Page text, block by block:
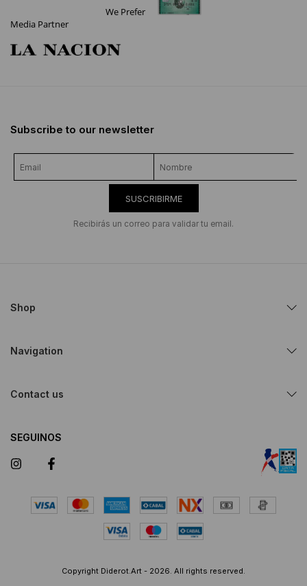
We Prefer
Media Partner
Subscribe to our newsletter
SUSCRIBIRME
Recibirás un correo para validar tu email.
Shop
Navigation
Contact us
SEGUINOS
Copyright Diderot.Art - 2026. All rights reserved.